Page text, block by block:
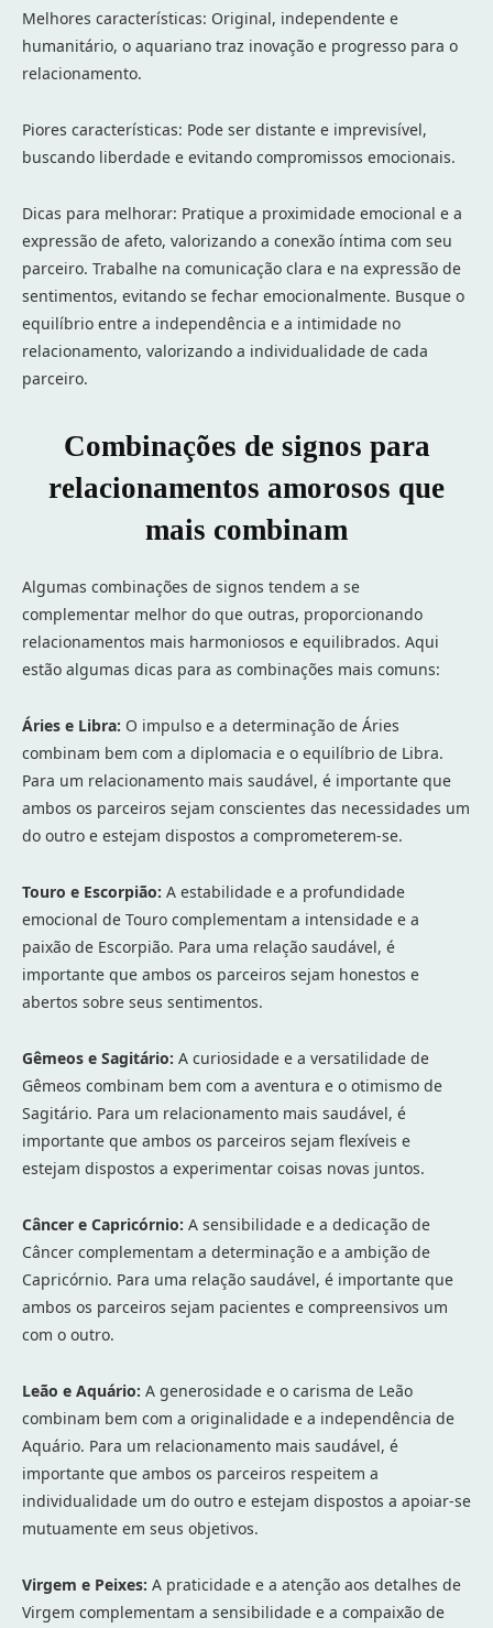
Melhores características: Original, independente e
humanitário, o aquariano traz inovação e progresso para o
relacionamento.
Piores características: Pode ser distante e imprevisível,
buscando liberdade e evitando compromissos emocionais.
Dicas para melhorar: Pratique a proximidade emocional e a
expressão de afeto, valorizando a conexão íntima com seu
parceiro. Trabalhe na comunicação clara e na expressão de
sentimentos, evitando se fechar emocionalmente. Busque o
equilíbrio entre a independência e a intimidade no
relacionamento, valorizando a individualidade de cada
parceiro.
Combinações de signos para
relacionamentos amorosos que
mais combinam
Algumas combinações de signos tendem a se
complementar melhor do que outras, proporcionando
relacionamentos mais harmoniosos e equilibrados. Aqui
estão algumas dicas para as combinações mais comuns:
Áries e Libra: O impulso e a determinação de Áries
combinam bem com a diplomacia e o equilíbrio de Libra.
Para um relacionamento mais saudável, é importante que
ambos os parceiros sejam conscientes das necessidades um
do outro e estejam dispostos a comprometerem-se.
Touro e Escorpião: A estabilidade e a profundidade
emocional de Touro complementam a intensidade e a
paixão de Escorpião. Para uma relação saudável, é
importante que ambos os parceiros sejam honestos e
abertos sobre seus sentimentos.
Gêmeos e Sagitário: A curiosidade e a versatilidade de
Gêmeos combinam bem com a aventura e o otimismo de
Sagitário. Para um relacionamento mais saudável, é
importante que ambos os parceiros sejam flexíveis e
estejam dispostos a experimentar coisas novas juntos.
Câncer e Capricórnio: A sensibilidade e a dedicação de
Câncer complementam a determinação e a ambição de
Capricórnio. Para uma relação saudável, é importante que
ambos os parceiros sejam pacientes e compreensivos um
com o outro.
Leão e Aquário: A generosidade e o carisma de Leão
combinam bem com a originalidade e a independência de
Aquário. Para um relacionamento mais saudável, é
importante que ambos os parceiros respeitem a
individualidade um do outro e estejam dispostos a apoiar-se
mutuamente em seus objetivos.
Virgem e Peixes: A praticidade e a atenção aos detalhes de
Virgem complementam a sensibilidade e a compaixão de